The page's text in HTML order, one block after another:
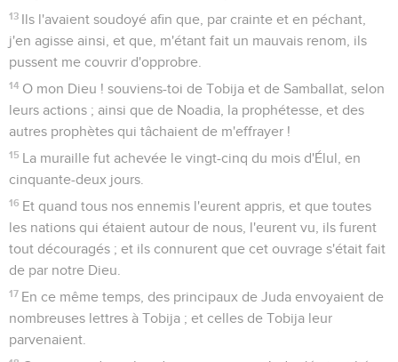
13 Ils l'avaient soudoyé afin que, par crainte et en péchant,
j'en agisse ainsi, et que, m'étant fait un mauvais renom, ils
pussent me couvrir d'opprobre.
14 O mon Dieu ! souviens-toi de Tobija et de Samballat, selon
leurs actions ; ainsi que de Noadia, la prophétesse, et des
autres prophètes qui tâchaient de m'effrayer !
15 La muraille fut achevée le vingt-cinq du mois d'Élul, en
cinquante-deux jours.
16 Et quand tous nos ennemis l'eurent appris, et que toutes
les nations qui étaient autour de nous, l'eurent vu, ils furent
tout découragés ; et ils connurent que cet ouvrage s'était fait
de par notre Dieu.
17 En ce même temps, des principaux de Juda envoyaient de
nombreuses lettres à Tobija ; et celles de Tobija leur
parvenaient.